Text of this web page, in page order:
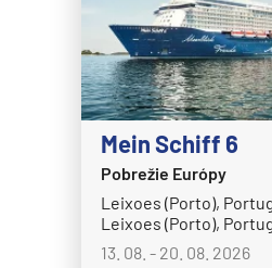
Mein Schiff 6
Pobrežie Európy
Leixoes (Porto),
Leixoes (Porto),
13. 08. - 20. 08. 2026